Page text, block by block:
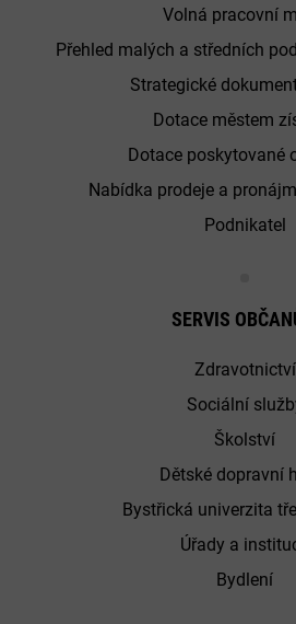
Volná pracovní
Přehled malých a středních
Strategické
Dotace městem
Dotace poskytované
Nabídka prodeje a
Podnikatel
SERVIS
Zdravotnictví
Sociální
Školství
Dětské dopravní
Bystřická univerzita
Úřady a
Bydlení